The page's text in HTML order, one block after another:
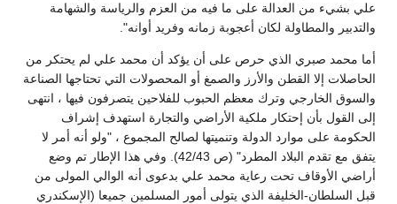
علي بشيء من العدالة على ما فيه من العزم والرياسة والشهامة
والتدبير والمطاولة لكان أعجوبة زمانه وفريد أوانه".
أما محمد صبري الذي حرص على أن يؤكد أن محمد علي لم يحتكر من
الحاصلات إلا القطن والأرز والصمغ أو المحصولات التي تحتاجها الصناعة
والسوق الخارجي وترك معظم الحبوب للفلاحين يتصرفون فيها ، انتهى
إلى القول بأن إحتكار ملكية الأراضي والتجارة استهدف إشراف
الحكومة على موارد الدولة وتنميتها لصالح المجموع ، "ولو أنه أمر لا
يتفق مع تقدم البلاد المطرد" (ص 42/43). وفي هذا الإطار تم وضع
أراضي الأوقاف تحت رعاية محمد علي بدعوى أنه الوالي المولى من
قبل السلطان-الخليفة الذي يتولى أمور المسلمين جميعا (الإسكندري